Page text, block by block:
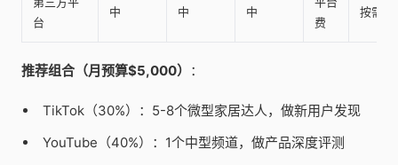
台
中 中 中
费
按需
推荐组合（月预算$5,000） ：
TikTok（30%）：5-8个微型家居达人，做新用户发现
YouTube（40%）：1个中型频道，做产品深度评测